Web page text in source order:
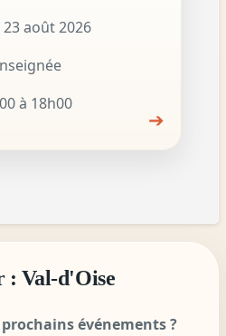
août 2026
à 18h00
➔
: Val-d'Oise
événements ?